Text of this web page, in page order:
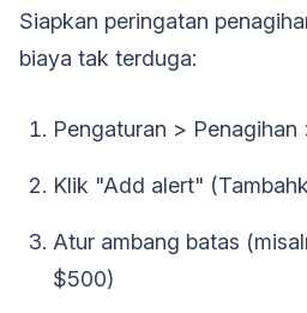
Siapkan peringatan
biaya tak terduga:
Pengaturan > Penagihan
Klik "Add alert"
Atur ambang batas
$500)